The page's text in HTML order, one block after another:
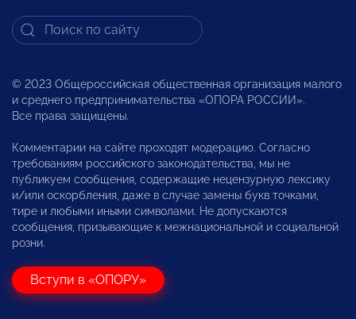
© 2023 Общероссийская общественная организация малого
и среднего предпринимательства «ОПОРА РОССИИ».
Все права защищены.
Комментарии на сайте проходят модерацию. Согласно
требованиям российского законодательства, мы не
публикуем сообщения, содержащие нецензурную лексику
и/или оскорбления, даже в случае замены букв точками,
тире и любыми иными символами. Не допускаются
сообщения, призывающие к межнациональной и социальной
розни.
Вступи в «ОПОРУ»